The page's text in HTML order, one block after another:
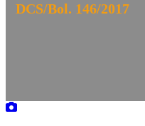
DCS/Bol. 146/2017